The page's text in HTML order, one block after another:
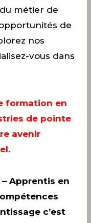
métier de
de
nos
vous dans
formation en
de pointe
avenir
Apprentis en
c’est